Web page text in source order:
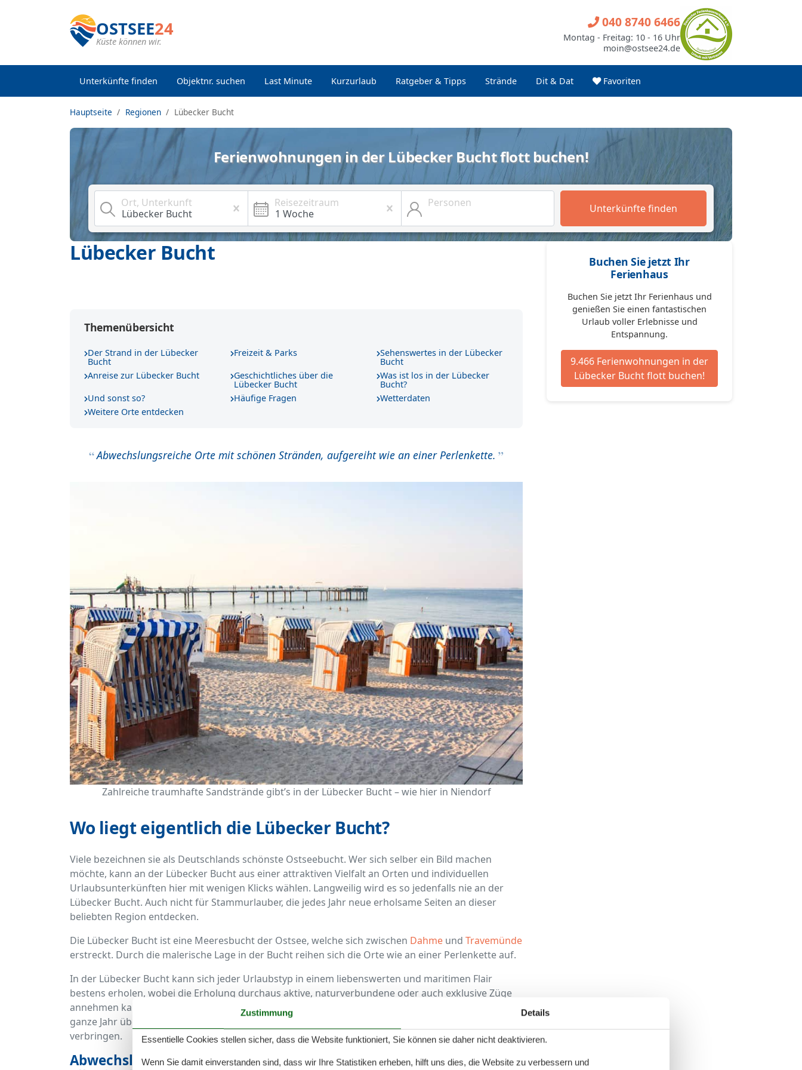
OSTSEE24
Küste können wir.
Unterkünfte finden Objektnr. suchen Last Minute Kurzurlaub Ratgeber & Tipps Strände Dit & Dat Favoriten
040 8740 6466
Montag - Freitag: 10 - 16 Uhr
moin@ostsee24.de
Hauptseite Regionen Lübecker Bucht
Ferienwohnungen in der Lübecker Bucht flott buchen!
Ort, Unterkunft Reisezeitraum Personen Unterkünfte finden
Lübecker Bucht
Themenübersicht
Der Strand in der Lübecker
Bucht
Freizeit & Parks Sehenswertes in der Lübecker
Bucht
Anreise zur Lübecker Bucht
Geschichtliches über die
Lübecker Bucht
Was ist los in der Lübecker
Bucht?
Und sonst so?
Häufige Fragen
Wetterdaten
Weitere Orte entdecken
Abwechslungsreiche Orte mit schönen Stränden, aufgereiht wie an einer Perlenkette.
Zahlreiche traumhafte Sandstrände gibt’s in der Lübecker Bucht – wie hier in Niendorf
Wo liegt eigentlich die Lübecker Bucht?
Viele bezeichnen sie als Deutschlands schönste Ostseebucht. Wer sich selber ein Bild machen
möchte, kann an der Lübecker Bucht aus einer attraktiven Vielfalt an Orten und individuellen
Urlaubsunterkünften hier mit wenigen Klicks wählen. Langweilig wird es so jedenfalls nie an der
Lübecker Bucht. Auch nicht für Stammurlauber, die jedes Jahr neue erholsame Seiten an dieser
beliebten Region entdecken.
Die Lübecker Bucht ist eine Meeresbucht der Ostsee, welche sich zwischen Dahme und Travemünde
erstreckt. Durch die malerische Lage in der Bucht reihen sich die Orte wie an einer Perlenkette auf.
In der Lübecker Bucht kann sich jeder Urlaubstyp in einem liebenswerten und maritimen Flair
bestens erholen, wobei die Erholung durchaus aktive, naturverbundene oder auch exklusive Züge
annehmen kann. Zu sehen und zu erleben gibt es wahrlich viel, sodass die Lübecker Bucht das
ganze Jahr über ein angesagtes Ziel für alle ist, die den Urlaub am liebsten im eigenen Land
verbringen.
Abwechslungsreich, naturverbunden & familienfreundlich: Das
Buchen Sie jetzt Ihr
Ferienhaus
Buchen Sie jetzt Ihr Ferienhaus und
genießen Sie einen fantastischen
Urlaub voller Erlebnisse und
Entspannung.
9.466 Ferienwohnungen in der
Lübecker Bucht flott buchen!
Zustimmung Details
Essentielle Cookies stellen sicher, dass die Website funktioniert, Sie können sie daher nicht deaktivieren.
Wenn Sie damit einverstanden sind, dass wir Ihre Statistiken erheben, hilft uns dies, die Website zu verbessern und